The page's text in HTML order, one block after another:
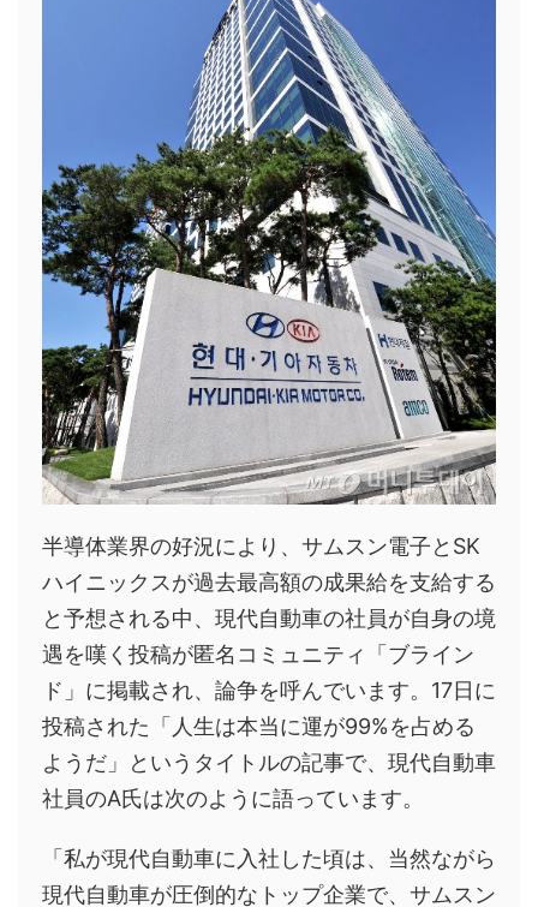
半導体業界の好況により、サムスン電子とSK
ハイニックスが過去最高額の成果給を支給する
と予想される中、現代自動車の社員が自身の境
遇を嘆く投稿が匿名コミュニティ「ブライン
ド」に掲載され、論争を呼んでいます。17日に
投稿された「人生は本当に運が99%を占める
ようだ」というタイトルの記事で、現代自動車
社員のA氏は次のように語っています。
「私が現代自動車に入社した頃は、当然ながら
現代自動車が圧倒的なトップ企業で、サムスン